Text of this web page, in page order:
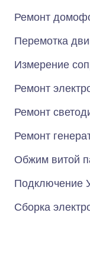
Ремонт
Перемотка
Измерение
Ремонт
Ремонт
Ремонт
Обжим витой
Подключение
Сборка